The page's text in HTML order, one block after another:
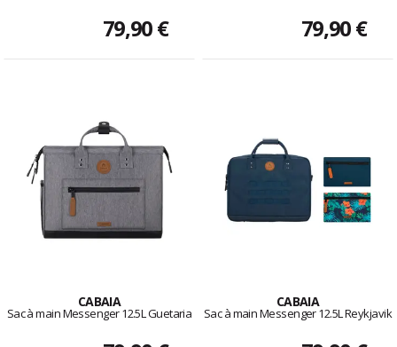
79,90 € 79,90 €
CABAIA
Sac à main Messenger 12.5L Guetaria
CABAIA
Sac à main Messenger 12.5L Reykjavik